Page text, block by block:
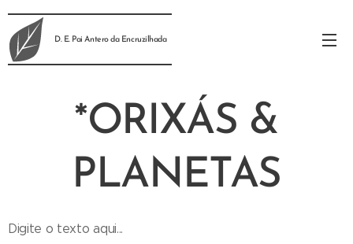
D. E. Pai Antero da Encruzilhada
*ORIXÁS &
PLANETAS
Digite o texto aqui...